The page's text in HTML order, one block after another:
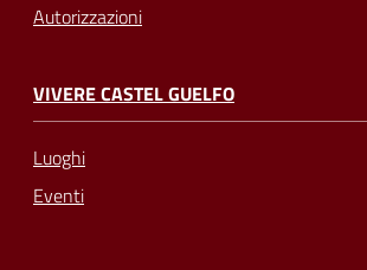
Autorizzazioni
VIVERE CASTEL GUELFO
Luoghi
Eventi